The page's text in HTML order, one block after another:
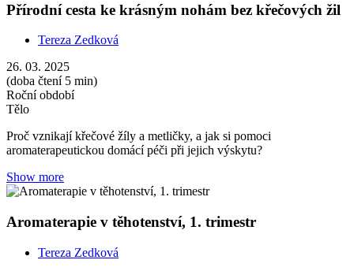
Přírodní cesta ke krásným nohám bez křečových žil
Tereza Zedková
26. 03. 2025
(doba čtení 5 min)
Roční období
Tělo
Proč vznikají křečové žíly a metličky, a jak si pomoci
aromaterapeutickou domácí péči při jejich výskytu?
Show more
Aromaterapie v těhotenství, 1. trimestr
Tereza Zedková